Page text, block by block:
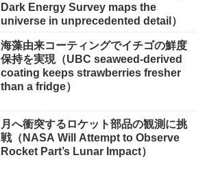
Dark Energy Survey maps the
universe in unprecedented detail）
海藻由来コーティングでイチゴの鮮度
保持を実現（UBC seaweed-derived
coating keeps strawberries fresher
than a fridge）
月へ衝突するロケット部品の観測に挑
戦（NASA Will Attempt to Observe
Rocket Part’s Lunar Impact）